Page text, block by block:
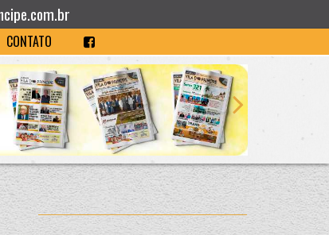
CONTATO